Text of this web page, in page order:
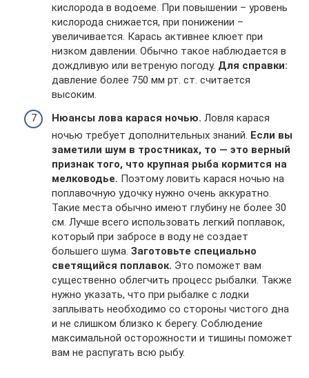
кислорода в водоеме. При повышении – уровень
кислорода снижается, при понижении –
увеличивается. Карась активнее клюет при
низком давлении. Обычно такое наблюдается в
дождливую или ветреную погоду. Для справки:
давление более 750 мм рт. ст. считается
высоким.
Нюансы лова карася ночью. Ловля карася
ночью требует дополнительных знаний. Если вы
заметили шум в тростниках, то — это верный
признак того, что крупная рыба кормится на
мелководье. Поэтому ловить карася ночью на
поплавочную удочку нужно очень аккуратно.
Такие места обычно имеют глубину не более 30
см. Лучше всего использовать легкий поплавок,
который при забросе в воду не создает
большего шума. Заготовьте специально
светящийся поплавок. Это поможет вам
существенно облегчить процесс рыбалки. Также
нужно указать, что при рыбалке с лодки
заплывать необходимо со стороны чистого дна
и не слишком близко к берегу. Соблюдение
максимальной осторожности и тишины поможет
вам не распугать всю рыбу.